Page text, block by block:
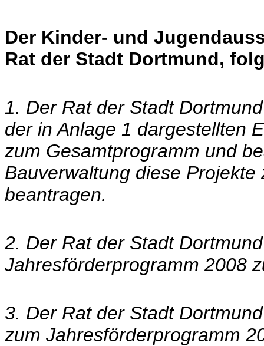
Der Kinder- und
Rat der Stadt Dortmund,
1. Der Rat der Stadt
der in Anlage 1 dargestellten
zum Gesamtprogramm und
Bauverwaltung diese
beantragen.
2. Der Rat der Stadt
Jahresförderprogramm 2008
3. Der Rat der Stadt
zum Jahresförderprogramm